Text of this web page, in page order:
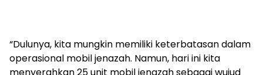
“Dulunya, kita mungkin memiliki keterbatasan dalam
operasional mobil jenazah. Namun, hari ini kita
menyerahkan 25 unit mobil jenazah sebagai wujud